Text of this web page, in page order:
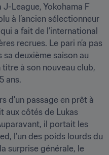
J-League, Yokohama F
à l’ancien sélectionneur
a fait de l’international
recrues. Le pari n’a pas
deuxième saison au
à son nouveau club,
ans.
d'un passage en prêt à
aux côtés de Lukas
il portait les
l’un des poids lourds du
surprise générale, le